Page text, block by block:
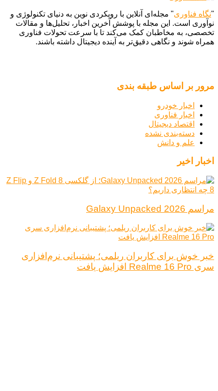
"نگاه فناوری" مجله‌ای آنلاین با رویکردی نوین به دنیای تکنولوژی و
نوآوری است. این مجله با پوشش آخرین اخبار، تحلیل‌ها و مقالات
تخصصی، به مخاطبان کمک می‌کند تا با سرعت تحولات فناوری
همراه شوند و نگاهی دقیق‌تر به آینده دیجیتال داشته باشند.
مرور بر اساس طبقه بندی
اخبار خودرو
اخبار فناوری
اقتصاد دیجیتال
دسته‌بندی نشده
علم و دانش
اخبار اخیر
مراسم Galaxy Unpacked 2026
خبر خوش برای کاربران ریلمی؛ پشتیبانی نرم‌افزاری
سری Realme 16 Pro افزایش یافت